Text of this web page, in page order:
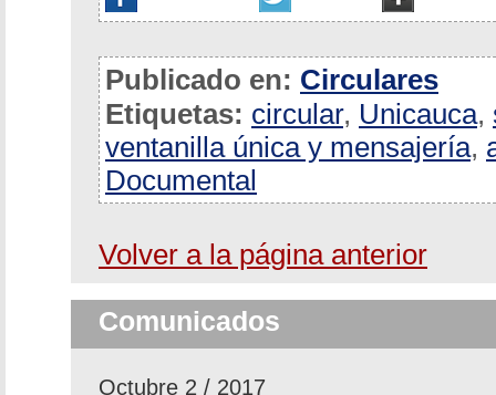
Publicado en: Circulares
Etiquetas: circular, Unicauca,
ventanilla única y mensajería,
Documental
Volver a la página anterior
Comunicados
Octubre 2 / 2017